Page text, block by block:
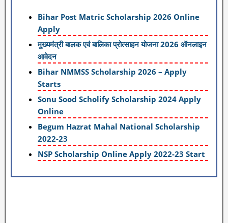
Bihar Post Matric Scholarship 2026 Online
Apply
मुख्यमंत्री बालक एवं बालिका प्रोत्साहन योजना 2026 ऑनलाइन
आवेदन
Bihar NMMSS Scholarship 2026 – Apply
Starts
Sonu Sood Scholify Scholarship 2024 Apply
Online
Begum Hazrat Mahal National Scholarship
2022-23
NSP Scholarship Online Apply 2022-23 Start